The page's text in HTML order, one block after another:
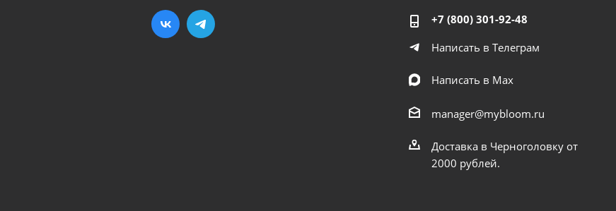
+7 (800) 301-92-48
Написать в Телеграм
Написать в Мах
manager@mybloom.ru
Доставка в Черноголовку от
2000 рублей.